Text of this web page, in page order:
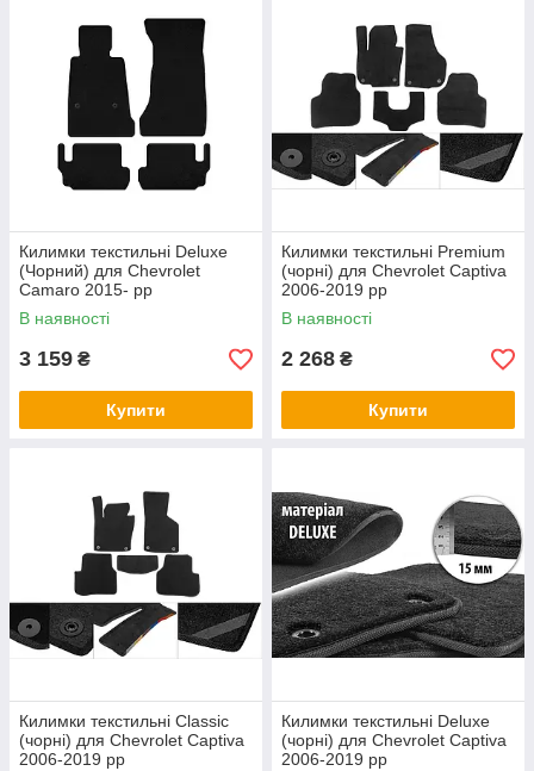
Килимки текстильні Deluxe
(Чорний) для Chevrolet
Camaro 2015- рр
В наявності
3 159 ₴
Купити
Килимки текстильні Premium
(чорні) для Chevrolet Captiva
2006-2019 рр
В наявності
2 268 ₴
Купити
Килимки текстильні Classic
(чорні) для Chevrolet Captiva
2006-2019 рр
Килимки текстильні Deluxe
(чорні) для Chevrolet Captiva
2006-2019 рр